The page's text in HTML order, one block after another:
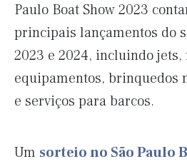
Paulo Boat Show 2023
principais lançamentos do
2023 e 2024, incluindo jets,
equipamentos, brinquedos
e serviços para barcos.
Um sorteio no São Paulo